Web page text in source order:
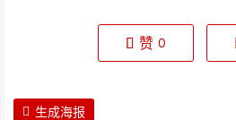
赞 0
生成海报